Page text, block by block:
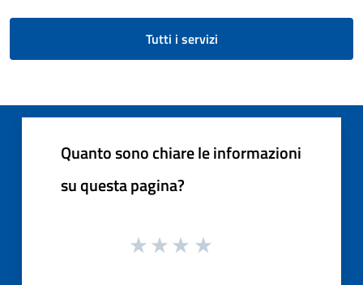
Tutti i servizi
Quanto sono chiare le informazioni
su questa pagina?